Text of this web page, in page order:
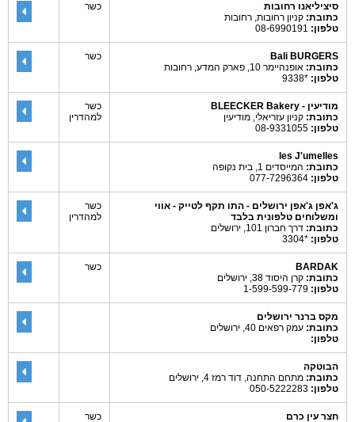
סיציליאנו רחובות
כתובת: קניון רחובות, רחובות
טלפון:
כשר
Bali BURGERS
כתובת: אופנהיימר 10, פארק המדע, רחובות
טלפון: *9338
כשר
מודיעין - BLEECKER Bakery
כתובת: קניון עזריאלי, מודיעין
טלפון:
כשר
למהדרין
les J'umelles
כתובת: המייסדים 1, בית נקופה
טלפון:
ג'אפן ג'אפן ירושלים - התו תקף לטייק - אווי
ומשלוחים טלפונית בלבד
כתובת: דרך חברון 101, ירושלים
טלפון: *3304
כשר
למהדרין
BARDAK
כתובת: קרן היסוד 38, ירושלים
טלפון:
כשר
מקס ברנר ירושלים
כתובת: עמק רפאים 40, ירושלים
טלפון:
הבוטקה
כתובת: מתחם התחנה, דוד רמז 4, ירושלים
טלפון:
חצר עין כרם
כשר